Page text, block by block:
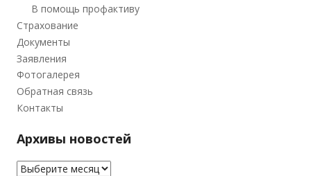
В помощь профактиву
Страхование
Документы
Заявления
Фотогалерея
Обратная связь
Контакты
Архивы новостей
Архивы новостей